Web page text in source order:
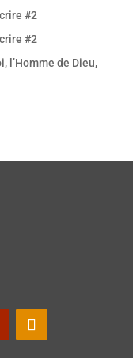
#2
#2
l’Homme de Dieu,